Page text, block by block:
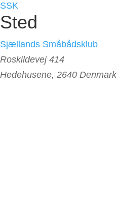
SSK
Sted
Sjællands Småbådsklub
Roskildevej 414
Hedehusene, 2640 Denmark